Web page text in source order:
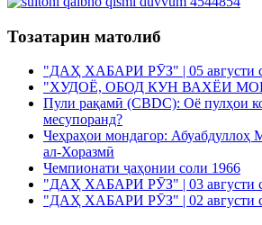
Тозатарин матолиб
"ДАҲ ХАБАРИ РӮЗ" | 05 августи
"ХУДОЁ, ОБОД КУН ВАХЁИ
Пули рақамӣ (CBDC): Оё пулҳои
месупоранд?
Чеҳраҳои мондагор:
ал-Хоразмӣ
Чемпионати ҷаҳонии соли 1966
"ДАҲ ХАБАРИ РӮЗ" | 03 августи
"ДАҲ ХАБАРИ РӮЗ" | 02 августи